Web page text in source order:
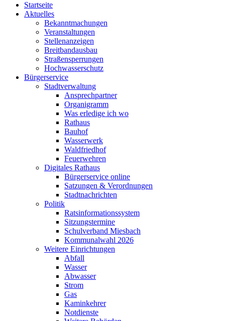
Startseite
Aktuelles
Bekanntmachungen
Veranstaltungen
Stellenanzeigen
Breitbandausbau
Straßensperrungen
Hochwasserschutz
Bürgerservice
Stadtverwaltung
Ansprechpartner
Organigramm
Was erledige ich wo
Rathaus
Bauhof
Wasserwerk
Waldfriedhof
Feuerwehren
Digitales Rathaus
Bürgerservice online
Satzungen & Verordnungen
Stadtnachrichten
Politik
Ratsinformationssystem
Sitzungstermine
Schulverband Miesbach
Kommunalwahl 2026
Weitere Einrichtungen
Abfall
Wasser
Abwasser
Strom
Gas
Kaminkehrer
Notdienste